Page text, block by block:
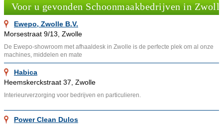
Voor u gevonden Schoonmaakbedrijven in
Ewepo, Zwolle B.V.
Morsestraat 9/13, Zwolle
De Ewepo-showroom met afhaaldesk in Zwolle is de perfecte plek om al onze
machines, middelen en mate
Habica
Heemskerckstraat 37, Zwolle
Interieurverzorging voor bedrijven en particulieren.
Power Clean Dulos